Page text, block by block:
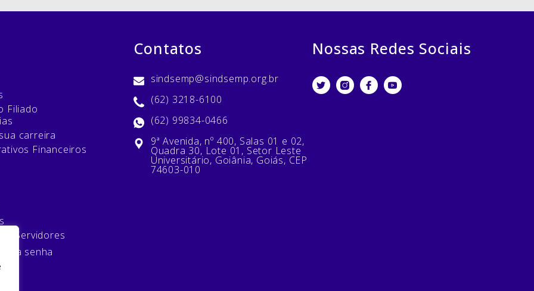
Filiado
carreira
Financeiros
de Servidores
senha
Contatos
sindsemp@sindsemp.org.br
(62) 3218-6100
(62) 99834-0466
9ª Avenida, nº 400, Salas 01 e 02,
Quadra 30, Lote 01, Setor Leste
Universitário, Goiânia, Goiás, CEP
74603-010
Nossas Redes Sociais